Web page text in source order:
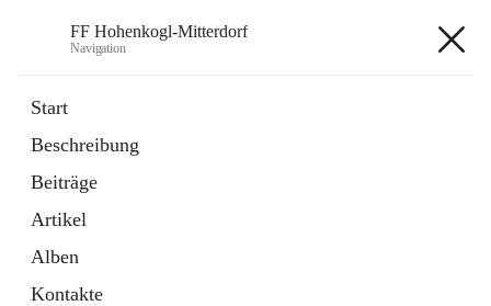
FF Hohenkogl-Mitterdorf
Navigation
Start
Beschreibung
Beiträge
Artikel
Alben
Kontakte
Artikel
in
Tab
LLZ Einsatzübersicht
öffnet
in
neuem
Tab